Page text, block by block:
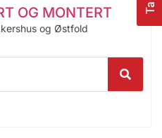
OG MONTERT
og Østfold